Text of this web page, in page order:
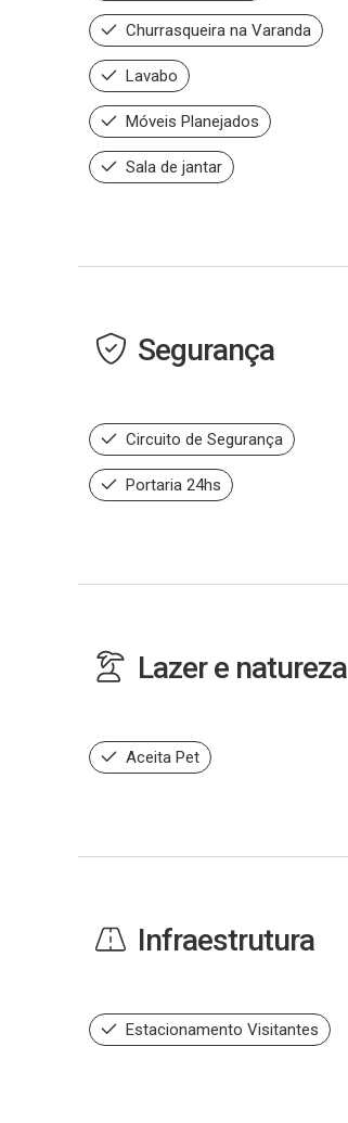
Churrasqueira na Varanda
Lavabo
Móveis Planejados
Sala de jantar
Segurança
Circuito de Segurança
Portaria 24hs
Lazer e natureza
Aceita Pet
Infraestrutura
Estacionamento Visitantes